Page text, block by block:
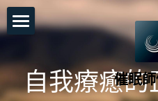
催眠
關於老師
自我療癒的
商品
所有商品分類